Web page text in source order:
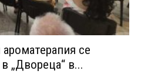
се
„Двореца“ в...